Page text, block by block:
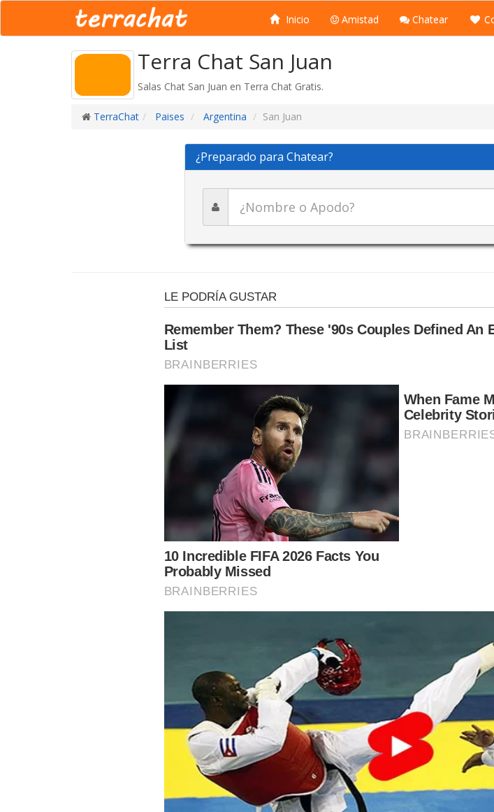
Inicio Amistad Chatear
Terra Chat San Juan
Salas Chat San Juan en Terra Chat Gratis.
TerraChat Paises Argentina San Juan
¿Preparado para Chatear?